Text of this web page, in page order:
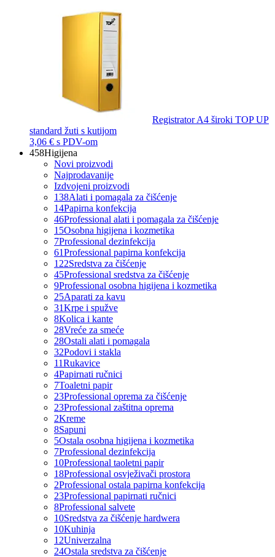
Registrator A4 široki TOP UP
standard žuti s kutijom
3,06 € s PDV-om
458Higijena
Novi proizvodi
Najprodavanije
Izdvojeni proizvodi
138Alati i pomagala za čišćenje
14Papirna konfekcija
46Professional alati i pomagala za čišćenje
15Osobna higijena i kozmetika
7Professional dezinfekcija
61Professional papirna konfekcija
122Sredstva za čišćenje
45Professional sredstva za čišćenje
9Professional osobna higijena i kozmetika
25Aparati za kavu
31Krpe i spužve
8Kolica i kante
28Vreće za smeće
28Ostali alati i pomagala
32Podovi i stakla
11Rukavice
4Papirnati ručnici
7Toaletni papir
23Professional oprema za čišćenje
23Professional zaštitna oprema
2Kreme
8Sapuni
5Ostala osobna higijena i kozmetika
7Professional dezinfekcija
10Professional taoletni papir
18Professional osvježivači prostora
2Professional ostala papirna konfekcija
23Professional papirnati ručnici
8Professional salvete
10Sredstva za čišćenje hardwera
10Kuhinja
12Univerzalna
24Ostala sredstva za čišćenje